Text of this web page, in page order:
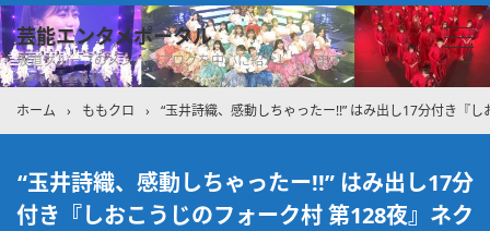
芸能エンタメポータル
坂道グループのメンバーブログを中心に紹介しています
ホーム › ももクロ › “玉井詩織、感動しちゃったー!!” はみ出し17分付き『
“玉井詩織、感動しちゃったー!!” はみ出し17分
付き『しおこうじのフォーク村 第128夜』ネク